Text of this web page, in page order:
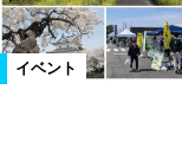
イベント